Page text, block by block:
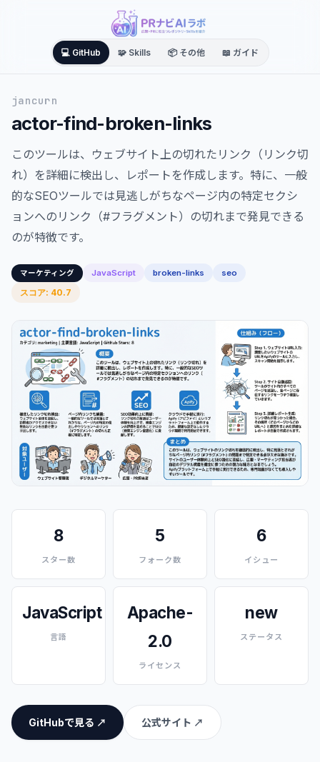
💻 GitHub 🧩 Skills 📦 その他 📖 ガイド
jancurn
actor-find-broken-links
このツールは、ウェブサイト上の切れたリンク（リンク切
れ）を詳細に検出し、レポートを作成します。特に、一般
的なSEOツールでは見逃しがちなページ内の特定セクシ
ョンへのリンク（#フラグメント）の切れまで発見できる
のが特徴です。
マーケティング JavaScript broken-links seo
スコア: 40.7
8
スター数
5
フォーク数
6
イシュー
JavaScript
言語
Apache-
2.0
ライセンス
new
ステータス
GitHubで見る ↗ 公式サイト ↗